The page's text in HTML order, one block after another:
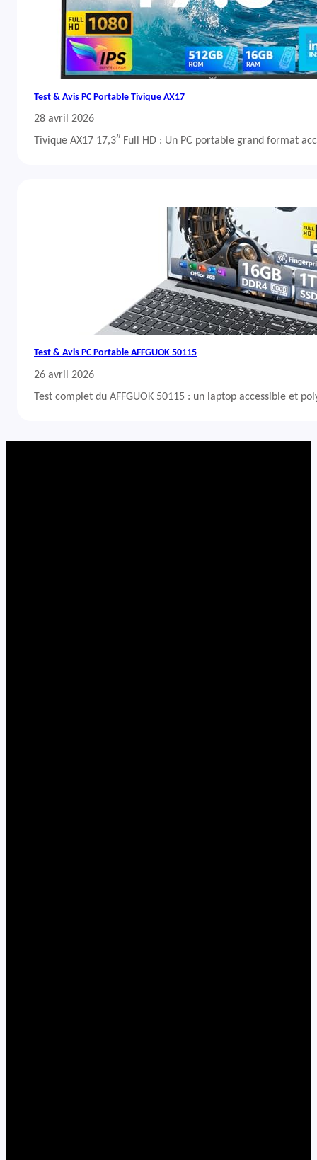
Test & Avis PC Portable Tivique AX17
28 avril 2026
Tivique AX17 17,3″ Full HD : Un PC portable grand format
Test & Avis PC Portable AFFGUOK 50115
26 avril 2026
Test complet du AFFGUOK 50115 : un laptop accessible